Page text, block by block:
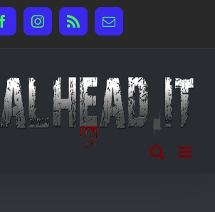
FacebookInstagram
Rss Email